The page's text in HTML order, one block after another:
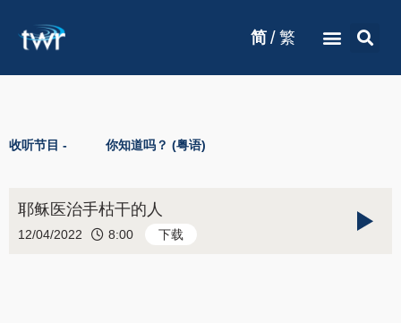
简 / 繁
收听节目 - 你知道吗？ (粤语)
耶稣医治手枯干的人
12/04/2022 8:00 下载